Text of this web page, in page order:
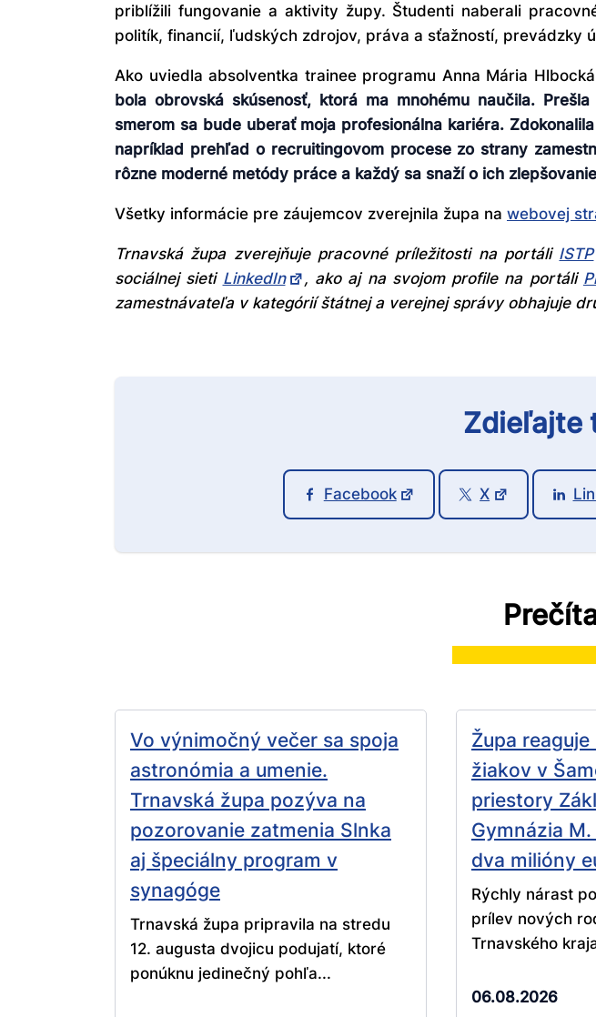
priblížili fungovanie a aktivity župy. Študenti naberali
politík, financií, ľudských zdrojov, práva a sťažností, prevádzky
Ako uviedla absolventka trainee programu Anna Mária
bola obrovská skúsenosť, ktorá ma mnohému naučila.
smerom sa bude uberať moja profesionálna kariéra.
napríklad prehľad o recruitingovom procese zo strany
rôzne moderné metódy práce a každý sa snaží o ich
Všetky informácie pre záujemcov zverejnila župa na webovej
Trnavská župa zverejňuje pracovné príležitosti na portáli ISTP
sociálnej sieti LinkedIn , ako aj na svojom profile na portáli
zamestnávateľa v kategórií štátnej a verejnej správy obhajuje
Zdieľajte
Facebook X
Vo výnimočný večer sa spoja
astronómia a umenie.
Trnavská župa pozýva na
pozorovanie zatmenia Slnka
aj špeciálny program v
synagóge
Trnavská župa pripravila na stredu
12. augusta dvojicu podujatí, ktoré
ponúknu jedinečný pohľa...
Župa
žiakov v
priestory
Gymnázia
dva milióny
Rýchly nárast
prílev nových
Trnavského
06.08.2026